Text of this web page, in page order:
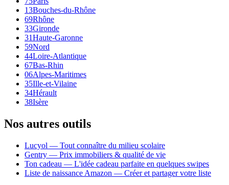
13Bouches-du-Rhône
69Rhône
33Gironde
31Haute-Garonne
59Nord
44Loire-Atlantique
67Bas-Rhin
06Alpes-Maritimes
35Ille-et-Vilaine
34Hérault
38Isère
Nos autres outils
Lucyol — Tout connaître du milieu scolaire
Gentry — Prix immobiliers & qualité de vie
Ton cadeau — L'idée cadeau parfaite en quelques swipes
Liste de naissance Amazon — Créer et partager votre liste